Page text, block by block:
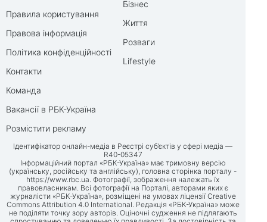
Правила користування
Правова інформація
Політика конфіденційності
Контакти
Команда
Вакансії в РБК-Україна
Розмістити рекламу
Бізнес
Життя
Розваги
Lifestyle
Ідентифікатор онлайн-медіа в Реєстрі суб’єктів у сфері медіа —
R40-05347
Інформаційний портал «РБК-Україна» має тримовну версію
(українську, російську та англійську), головна сторінка порталу -
https://www.rbc.ua. Фотографії, зображення належать їх
правовласникам. Всі фотографії на Порталі, авторами яких є
журналісти «РБК-Україна», розміщені на умовах ліцензії Creative
Commons Attribution 4.0 International. Редакція «РБК-Україна» може
не поділяти точку зору авторів. Оціночні судження не підлягають